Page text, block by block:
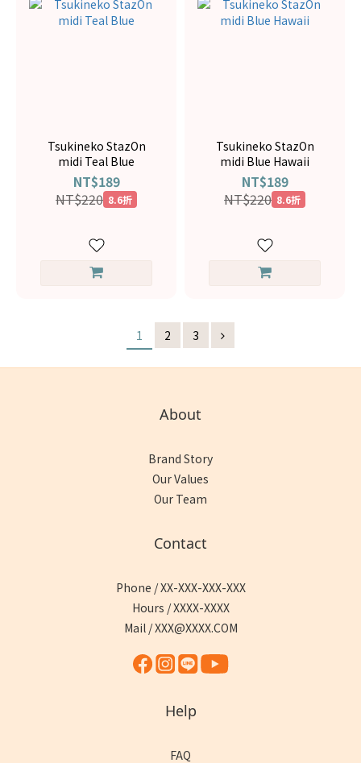
Tsukineko StazOn
midi Teal Blue
NT$189
NT$220 8.6折
Tsukineko StazOn
midi Blue Hawaii
NT$189
NT$220 8.6折
1 2 3
About
Brand Story
Our Values
Our Team
Contact
Phone / XX-XXX-XXX-XXX
Hours / XXXX-XXXX
Mail / XXX@XXXX.COM
Help
FAQ